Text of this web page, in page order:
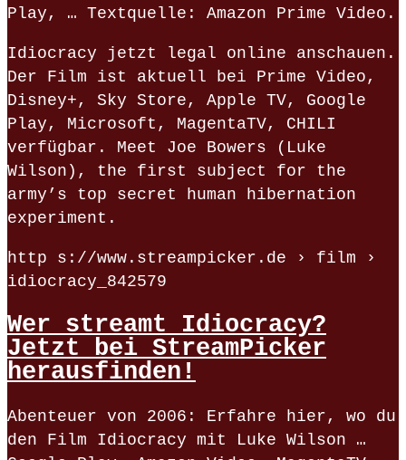
Play, … Textquelle: Amazon Prime Video.
Idiocracy jetzt legal online anschauen.
Der Film ist aktuell bei Prime Video,
Disney+, Sky Store, Apple TV, Google
Play, Microsoft, MagentaTV, CHILI
verfügbar. Meet Joe Bowers (Luke
Wilson), the first subject for the
army’s top secret human hibernation
experiment.
http s://www.streampicker.de › film ›
idiocracy_842579
Wer streamt Idiocracy?
Jetzt bei StreamPicker
herausfinden!
Abenteuer von 2006: Erfahre hier, wo du
den Film Idiocracy mit Luke Wilson …